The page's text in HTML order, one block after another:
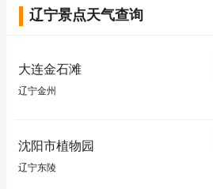
辽宁景点天气查询
大连金石滩
辽宁金州
沈阳市植物园
辽宁东陵